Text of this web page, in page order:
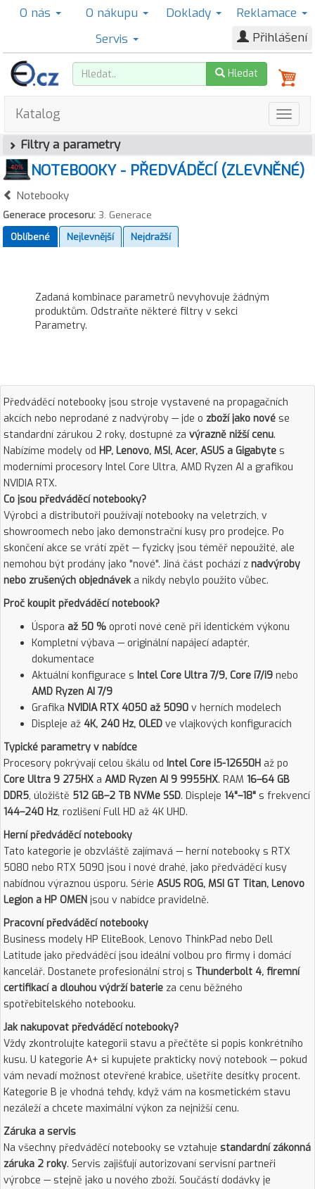
O nás O nákupu Doklady
Reklamace
Servis
Přihlášení
Hledat
Katalog
Filtry a parametry
NOTEBOOKY - PŘEDVÁDĚCÍ (ZLEVNĚNÉ)
Notebooky
Generace procesoru: 3. Generace
Oblíbené
Nejlevnější Nejdražší
Zadaná kombinace parametrů nevyhovuje žádným
produktům. Odstraňte některé filtry v sekci
Parametry.
Předváděcí notebooky jsou stroje vystavené na propagačních
akcích nebo neprodané z nadvýroby — jde o zboží jako nové se
standardní zárukou 2 roky, dostupné za výrazně nižší cenu.
Nabízíme modely od HP, Lenovo, MSI, Acer, ASUS a Gigabyte s
moderními procesory Intel Core Ultra, AMD Ryzen AI a grafikou
NVIDIA RTX.
Co jsou předváděcí notebooky?
Výrobci a distributoři používají notebooky na veletrzích, v
showroomech nebo jako demonstrační kusy pro prodejce. Po
skončení akce se vrátí zpět — fyzicky jsou téměř nepoužité, ale
nemohou být prodány jako "nové". Jiná část pochází z nadvýroby
nebo zrušených objednáveka nikdy nebylo použito vůbec.
Proč koupit předváděcí notebook?
Úspora až 50 % oproti nové ceně při identickém výkonu
Kompletní výbava — originální napájecí adaptér,
dokumentace
Aktuální konfigurace s Intel Core Ultra 7/9, Core i7/i9 nebo
AMD Ryzen AI 7/9
Grafika NVIDIA RTX 4050 až 5090 v herních modelech
Displeje až 4K, 240 Hz, OLED ve vlajkových konfiguracích
Typické parametry v nabídce
Procesory pokrývají celou škálu od Intel Core i5-12650H až po
Core Ultra 9 275HX a AMD Ryzen AI 9 9955HX. RAM 16–64 GB
DDR5, úložiště 512 GB–2 TB NVMe SSD. Displeje 14"–18" s frekvencí
144–240 Hz, rozlišení Full HD až 4K UHD.
Herní předváděcí notebooky
Tato kategorie je obzvláště zajímavá — herní notebooky s RTX
5080 nebo RTX 5090 jsou i nové drahé, jako předváděcí kusy
nabídnou výraznou úsporu. Série ASUS ROG, MSI GT Titan, Lenovo
Legion a HP OMEN jsou v nabídce pravidelně.
Pracovní předváděcí notebooky
Business modely HP EliteBook, Lenovo ThinkPad nebo Dell
Latitude jako předváděcí jsou ideální volbou pro firmy i domácí
kancelář. Dostanete profesionální stroj s Thunderbolt 4, firemní
certifikací a dlouhou výdrží baterie za cenu běžného
spotřebitelského notebooku.
Jak nakupovat předváděcí notebooky?
Vždy zkontrolujte kategorii stavu a přečtěte si popis konkrétního
kusu. U kategorie A+ si kupujete prakticky nový notebook — pokud
vám nevadí možnost otevřené krabice, ušetříte desítky procent.
Kategorie B je vhodná tehdy, když vám na kosmetickém stavu
nezáleží a chcete maximální výkon za nejnižší cenu.
Záruka a servis
Na všechny předváděcí notebooky se vztahuje standardní zákonná
záruka 2 roky. Servis zajišťují autorizovaní servisní partneři
výrobce — stejně jako u nového zboží. Součástí dodávky je